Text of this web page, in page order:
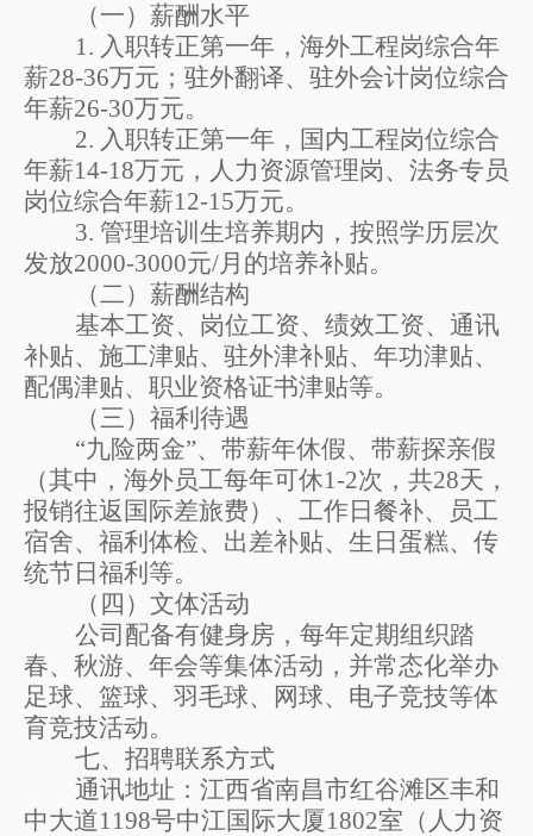
（一）薪酬水平
1. 入职转正第一年，海外工程岗综合年
薪28-36万元；驻外翻译、 驻外会计岗位综合
年薪26-30万元。
2. 入职转正第一年，国内工程岗位综合
年薪14-18万元， 人力资源管理岗、法务专员
岗位综合年薪12-15万元。
3. 管理培训生培养期内 ，按照学历层次
发放2000-3000元/月的培养补贴。
（二）薪酬结构
基本工资、岗位工资、绩效工资、 通讯
补贴、 施工津贴、驻外津补贴、年功津贴、
配偶津贴、职业资格证书津贴等。
（三）福利待遇
“九险两金”、带薪年休假、带薪探亲假
（其中，海外员工每年可休1-2次，共28天，
报销往返国际差旅费）、工作日餐补、员工
宿舍、福利体检、出差补贴、生日蛋糕、传
统节日福利等。
（四）文体活动
公司配备有健身房，每年定期组织踏
春、秋游、年会等集体活动，并常态化举办
足球、篮球、羽毛球、网球、电子竞技等体
育竞技活动。
七、招聘联系方式
通讯地址：江西省南昌市红谷滩区丰和
中大道1198号中江国际大厦1802室（ 人力资